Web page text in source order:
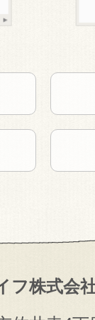
フ株式会